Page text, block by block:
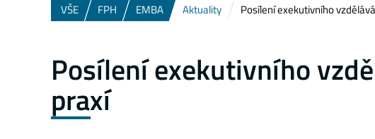
VŠE FPH EMBA Aktuality Posílení exekutivního
Posílení exekutivního
praxí